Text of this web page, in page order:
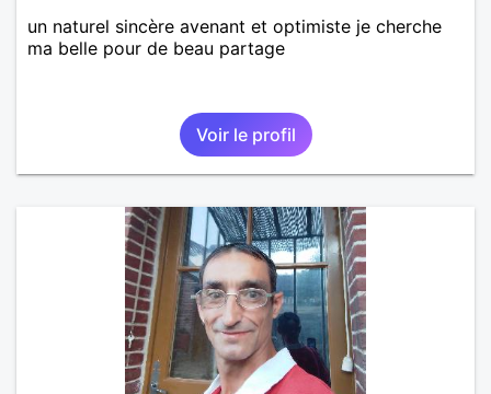
un naturel sincère avenant et optimiste je cherche
ma belle pour de beau partage
Voir le profil